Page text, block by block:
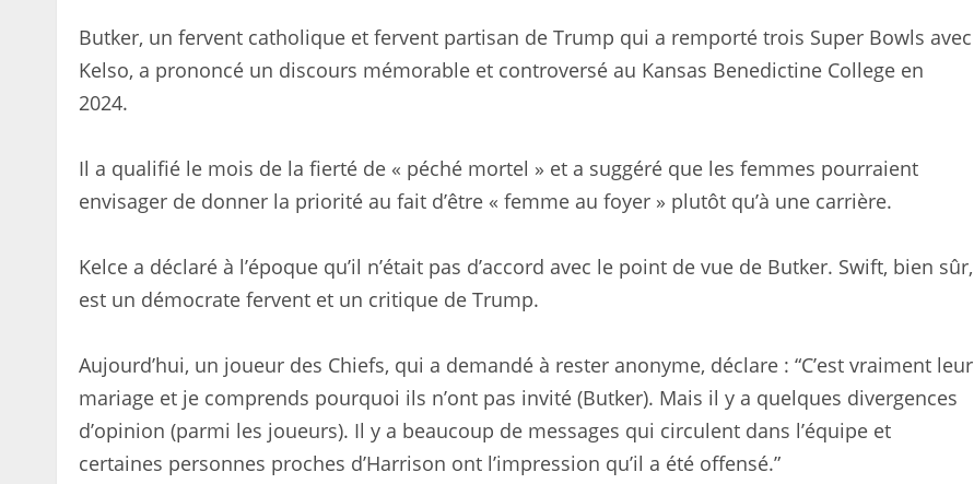
Butker, un fervent catholique et fervent partisan de Trump qui a remporté trois Super Bowls avec
Kelso, a prononcé un discours mémorable et controversé au Kansas Benedictine College en
2024.
Il a qualifié le mois de la fierté de « péché mortel » et a suggéré que les femmes pourraient
envisager de donner la priorité au fait d’être « femme au foyer » plutôt qu’à une carrière.
Kelce a déclaré à l’époque qu’il n’était pas d’accord avec le point de vue de Butker. Swift, bien sûr,
est un démocrate fervent et un critique de Trump.
Aujourd’hui, un joueur des Chiefs, qui a demandé à rester anonyme, déclare : “C’est vraiment leur
mariage et je comprends pourquoi ils n’ont pas invité (Butker). Mais il y a quelques divergences
d’opinion (parmi les joueurs). Il y a beaucoup de messages qui circulent dans l’équipe et
certaines personnes proches d’Harrison ont l’impression qu’il a été offensé.”